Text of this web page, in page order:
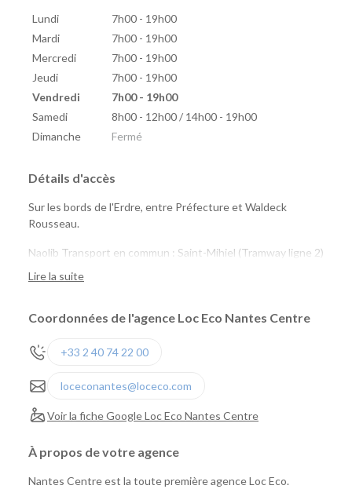
Lundi
7h00 - 19h00
Mardi
7h00 - 19h00
Mercredi
7h00 - 19h00
Jeudi
7h00 - 19h00
Vendredi
7h00 - 19h00
Samedi
8h00 - 12h00 / 14h00 - 19h00
Dimanche
Fermé
Détails d'accès
Sur les bords de l'Erdre, entre Préfecture et Waldeck
Rousseau.
Naolib Transport en commun : Saint-Mihiel (Tramway ligne 2)
marguerite : Saint Mihiel, Talensac, Quai de Versaille
Lire la suite
Coordonnées de l'agence Loc Eco Nantes Centre
+33 2 40 74 22 00
loceconantes@loceco.com
Voir la fiche Google Loc Eco Nantes Centre
À propos de votre agence
Nantes Centre est la toute première agence Loc Eco.